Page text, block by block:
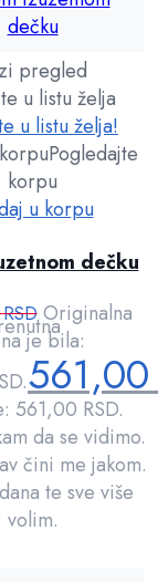
pregled
u listu želja
u listu želja!
Pogledajte
korpu
u korpu
dečku
RSD Originalna
je bila:
561,00 RSD.
da se vidimo.
čini me jakom.
te sve više
volim.